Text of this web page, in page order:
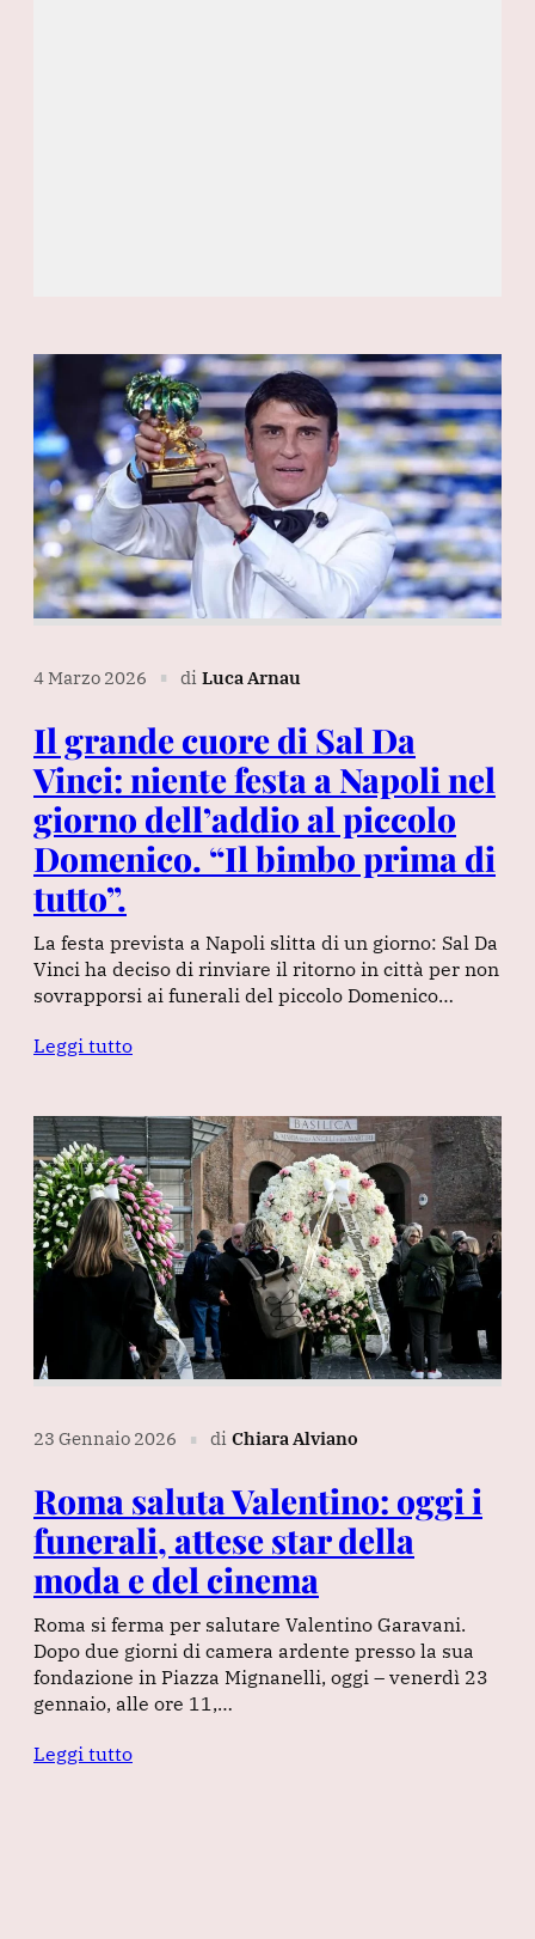
4 Marzo 2026 ∎ di Luca Arnau
Il grande cuore di Sal Da
Vinci: niente festa a Napoli nel
giorno dell’addio al piccolo
Domenico. “Il bimbo prima di
tutto”.
La festa prevista a Napoli slitta di un giorno: Sal Da
Vinci ha deciso di rinviare il ritorno in città per non
sovrapporsi ai funerali del piccolo Domenico…
Leggi tutto
23 Gennaio 2026 ∎ di Chiara Alviano
Roma saluta Valentino: oggi i
funerali, attese star della
moda e del cinema
Roma si ferma per salutare Valentino Garavani.
Dopo due giorni di camera ardente presso la sua
fondazione in Piazza Mignanelli, oggi – venerdì 23
gennaio, alle ore 11,…
Leggi tutto